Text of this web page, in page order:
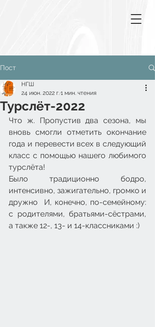
Пост
Турслёт-2022
НГШ
24 июн. 2022 г.1 мин. чтения
Что ж. Пропустив два сезона, мы
вновь смогли отметить окончание
года и перевести всех в следующий
класс с помощью нашего любимого
турслёта!
Было традиционно бодро,
интенсивно, зажигательно, громко и
дружно  И, конечно, по-семейному:
с родителями, братьями-сёстрами,
а также 12-, 13- и 14-классниками :)